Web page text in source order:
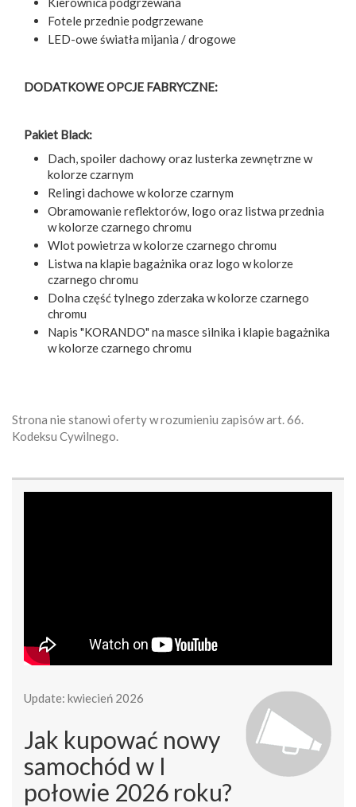
Fotele przednie podgrzewane
LED-owe światła mijania / drogowe
DODATKOWE OPCJE FABRYCZNE:
Pakiet Black:
Dach, spoiler dachowy oraz lusterka zewnętrzne w
kolorze czarnym
Relingi dachowe w kolorze czarnym
Obramowanie reflektorów, logo oraz listwa przednia
w kolorze czarnego chromu
Wlot powietrza w kolorze czarnego chromu
Listwa na klapie bagażnika oraz logo w kolorze
czarnego chromu
Dolna część tylnego zderzaka w kolorze czarnego
chromu
Napis "KORANDO" na masce silnika i klapie bagażnika
w kolorze czarnego chromu
Strona nie stanowi oferty w rozumieniu zapisów art. 66.
Kodeksu Cywilnego.
Update: kwiecień 2026
Jak kupować nowy
samochód w I
połowie 2026 roku?